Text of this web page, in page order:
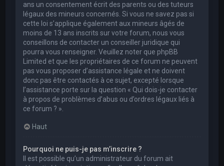
ans un consentement écrit des parents ou des tuteurs
légaux des mineurs concernés. Si vous ne savez pas si
cette loi s’applique également aux mineurs âgés de
moins de 13 ans inscrits sur votre forum, nous vous
conseillons de contacter un conseiller juridique qui
pourra vous renseigner. Veuillez noter que phpBB
Limited et que les propriétaires de ce forum ne peuvent
pas vous proposer d’assistance légale et ne doivent
donc pas être contactés à ce sujet, excepté lorsque
l’assistance porte sur la question « Qui dois-je contacter
à propos de problèmes d’abus ou d’ordres légaux liés à
ce forum ? ».
Haut
Pourquoi ne puis-je pas m’inscrire ?
Il est possible qu’un administrateur du forum ait